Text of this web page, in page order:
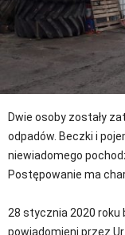
Dwie osoby zostały
odpadów. Beczki i
niewiadomego
Postępowanie ma
28 stycznia 2020 roku
powiadomieni przez